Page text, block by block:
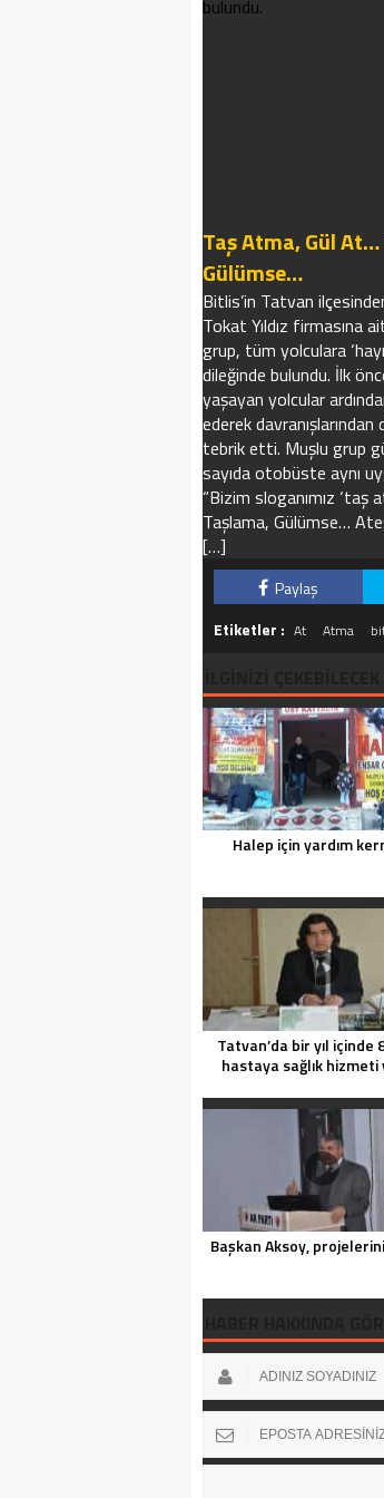
bulundu.
Taş Atma, Gül
Gülümse…
Bitlis’in Tatvan
Tokat Yıldız firmasına
grup, tüm yolculara
dileğinde bulundu. İlk
yaşayan yolcular
ederek davranışlarından
tebrik etti. Muşlu grup
sayıda otobüste aynı
“Bizim sloganımız ‘taş
Taşlama, Gülümse…
[…]
Paylaş
Etiketler : At Atma
Halep için yardım
Tatvan’da bir yıl içinde
hastaya sağlık
Başkan Aksoy,